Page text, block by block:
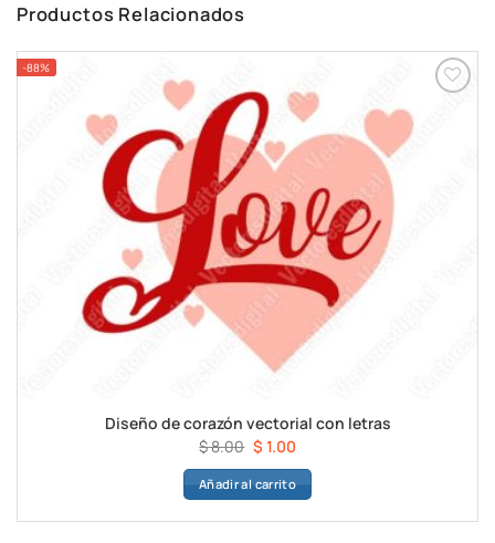
Productos Relacionados
-88%
Diseño de corazón vectorial con letras
$8.00 El
precio
original
$ 8.00.
$ 1.00El
precio
actual
$ 1.00.
Añadir al carrito